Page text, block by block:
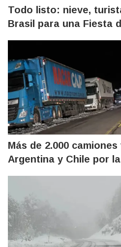
Todo listo: nieve,
Brasil para una Fiesta
Más de 2.000
Argentina y Chile por